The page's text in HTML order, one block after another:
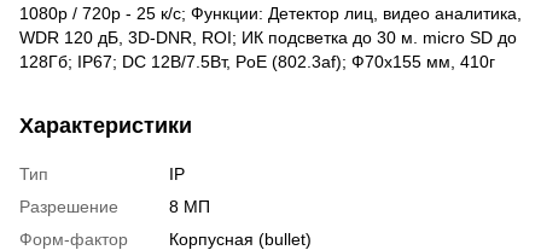
1080р / 720р - 25 к/с; Функции: Детектор лиц, видео аналитика,
WDR 120 дБ, 3D-DNR, ROI; ИК подсветка до 30 м. micro SD до
128Гб; IP67; DC 12В/7.5Вт, PoE (802.3af); Ф70х155 мм, 410г
Характеристики
Тип
IP
Разрешение
8 МП
Форм-фактор
Корпусная (bullet)